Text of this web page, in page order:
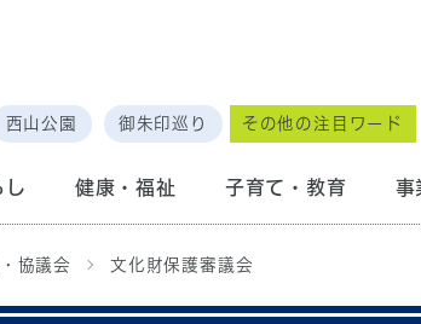
西山公園 御朱印巡り その他の注目ワード
し 健康・福祉 子育て・教育 事
協議会 文化財保護審議会